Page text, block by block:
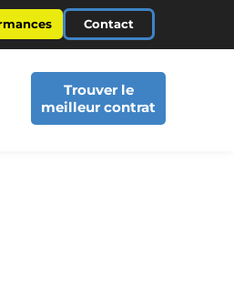
Contact
Trouver le
meilleur contrat